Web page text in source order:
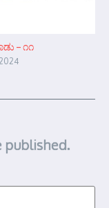
– ೧೧
published.